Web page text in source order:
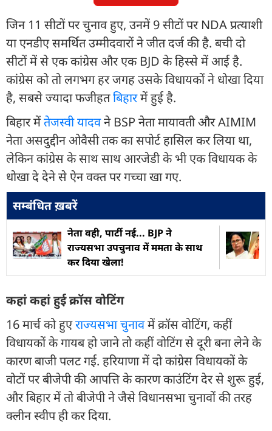
जिन 11 सीटों पर चुनाव हुए, उनमें 9 सीटों पर NDA प्रत्याशी
या एनडीए समर्थित उम्मीदवारों ने जीत दर्ज की है. बची दो
सीटों में से एक कांग्रेस और एक BJD के हिस्से में आई है.
कांग्रेस को तो लगभग हर जगह उसके विधायकों ने धोखा दिया
है, सबसे ज्यादा फजीहतबिहारमें हुई है.
बिहार मेंतेजस्वी यादवने BSP नेता मायावती और AIMIM
नेता असदुद्दीन ओवैसी तक का सपोर्ट हासिल कर लिया था,
लेकिन कांग्रेस के साथ साथ आरजेडी के भी एक विधायक के
धोखा दे देने से ऐन वक्त पर गच्चा खा गए.
सम्बंधित ख़बरें
नेता वही, पार्टी नई... BJP ने
राज्यसभा उपचुनाव में ममता के साथ
कर दिया खेला!
कहां कहां हुई क्रॉस वोटिंग
16 मार्च को हुएराज्यसभा चुनावमें क्रॉस वोटिंग, कहीं
विधायकों के गायब हो जाने तो कहीं वोटिंग से दूरी बना लेने के
कारण बाजी पलट गई. हरियाणा में दो कांग्रेस विधायकों के
वोटों पर बीजेपी की आपत्ति के कारण काउंटिंग देर से शुरू हुई,
और बिहार में तो बीजेपी ने जैसे विधानसभा चुनावों की तरह
क्लीन स्वीप ही कर दिया.